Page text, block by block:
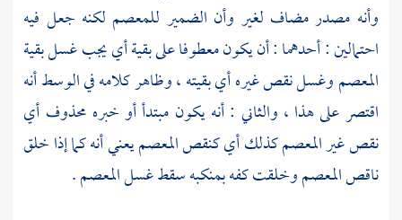
وأنه مصدر مضاف لغير وأن الضمير للمعصم لكنه جعل فيه
احتمالين : أحدهما : أن يكون معطوفا على بقية أي يجب غسل بقية
المعصم وغسل نقص غيره أي بقيته ، وظاهر كلامه في الوسط أنه
اقتصر على هذا ، والثاني : أنه يكون مبتدأ أو خبره محذوف أي
نقص غير المعصم كذلك أي كنقص المعصم يعني أنه كما إذا خلق
ناقص المعصم وخلقت كفه بمنكبه سقط غسل المعصم .